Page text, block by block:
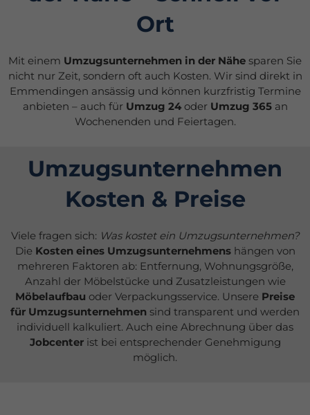
Ort
Mit einem Umzugsunternehmen in der Nähe sparen Sie
nicht nur Zeit, sondern oft auch Kosten. Wir sind direkt in
Emmendingen ansässig und können kurzfristig Termine
anbieten – auch für Umzug 24oder Umzug 365an
Wochenenden und Feiertagen.
Umzugsunternehmen
Kosten & Preise
Viele fragen sich: Was kostet ein Umzugsunternehmen?
Die Kosten eines Umzugsunternehmenshängen von
mehreren Faktoren ab: Entfernung, Wohnungsgröße,
Anzahl der Möbelstücke und Zusatzleistungen wie
Möbelaufbau oder Verpackungsservice. Unsere Preise
für Umzugsunternehmen sind transparent und werden
individuell kalkuliert. Auch eine Abrechnung über das
Jobcenterist bei entsprechender Genehmigung
möglich.